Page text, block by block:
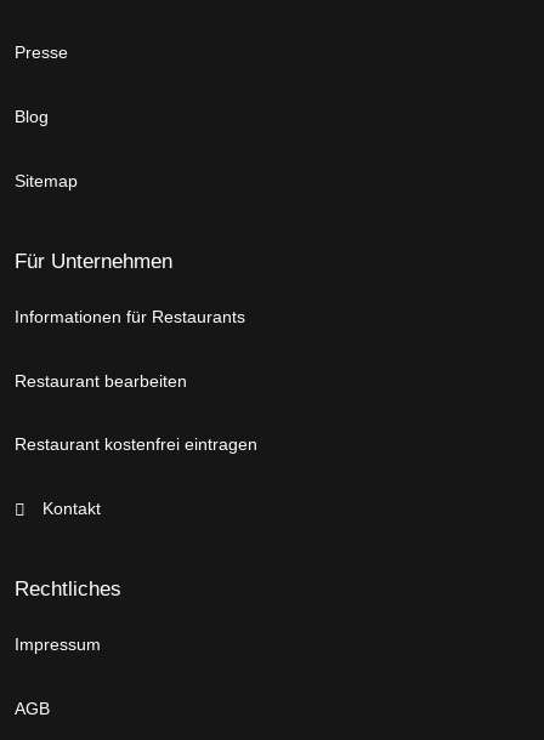
Presse
Blog
Sitemap
Für Unternehmen
Informationen für Restaurants
Restaurant bearbeiten
Restaurant kostenfrei eintragen
Kontakt
Rechtliches
Impressum
AGB